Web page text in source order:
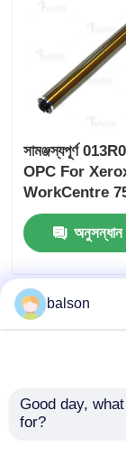
রিকোহ টোনার চিপ
তীক্ষ্ণ চিপ
প্রিন্টার এবং কপিয়ার
ড্রাম এন্ড
প্যান্টাম চিপ
সামঞ্জস্যপূর্ণ
OPC For
WorkCentre
7530 7535
অনুসন্ধান
balson
Good day,
for?